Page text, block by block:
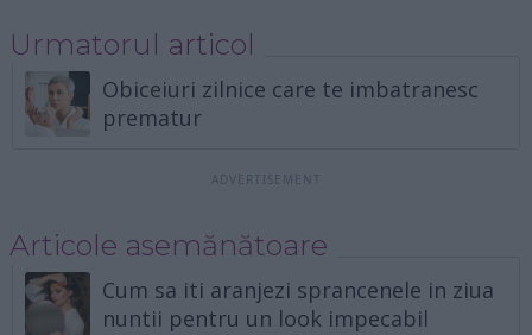
Urmatorul articol
Obiceiuri zilnice care te imbatranesc
prematur
Articole asemănătoare
Cum sa iti aranjezi sprancenele in ziua
nuntii pentru un look impecabil